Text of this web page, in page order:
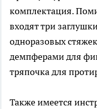
комплектация.
входят три
одноразовых
демпферами для
тряпочка для
Также имеется